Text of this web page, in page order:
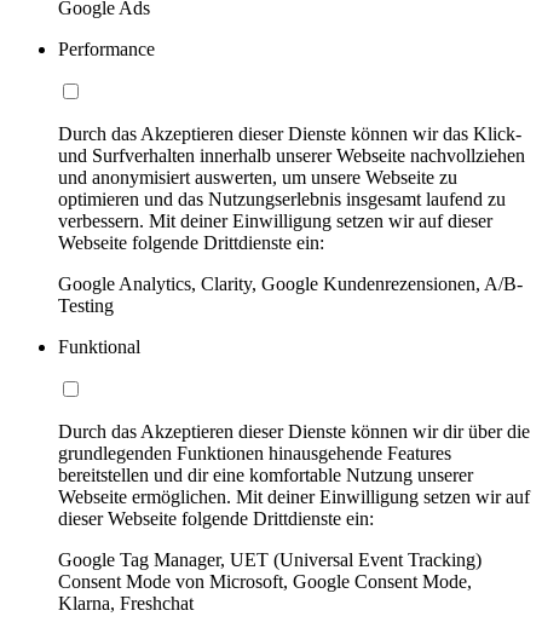
Google Ads
Performance
Durch das Akzeptieren dieser Dienste können wir das Klick-
und Surfverhalten innerhalb unserer Webseite nachvollziehen
und anonymisiert auswerten, um unsere Webseite zu
optimieren und das Nutzungserlebnis insgesamt laufend zu
verbessern. Mit deiner Einwilligung setzen wir auf dieser
Webseite folgende Drittdienste ein:
Google Analytics, Clarity, Google Kundenrezensionen, A/B-
Testing
Funktional
Durch das Akzeptieren dieser Dienste können wir dir über die
grundlegenden Funktionen hinausgehende Features
bereitstellen und dir eine komfortable Nutzung unserer
Webseite ermöglichen. Mit deiner Einwilligung setzen wir auf
dieser Webseite folgende Drittdienste ein:
Google Tag Manager, UET (Universal Event Tracking)
Consent Mode von Microsoft, Google Consent Mode,
Klarna, Freshchat